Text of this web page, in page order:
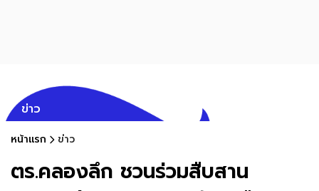
ข่าว
หน้าแรก ข่าว
ตร.คลองลึก ชวนร่วมสืบสาน